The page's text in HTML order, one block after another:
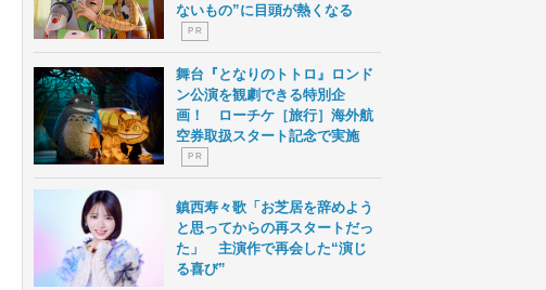
ないもの”に目頭が熱くなる
P R
舞台『となりのトトロ』ロンド
ン公演を観劇できる特別企
画！ ローチケ［旅行］海外航
空券取扱スタート記念で実施
P R
鎮西寿々歌「お芝居を辞めよう
と思ってからの再スタートだっ
た」 主演作で再会した“演じ
る喜び”